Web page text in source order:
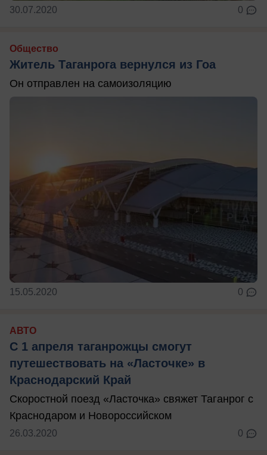
30.07.2020 0
Общество
Житель Таганрога вернулся из Гоа
Он отправлен на самоизоляцию
15.05.2020 0
АВТО
С 1 апреля таганрожцы смогут
путешествовать на «Ласточке» в
Краснодарский Край
Скоростной поезд «Ласточка» свяжет Таганрог с
Краснодаром и Новороссийском
26.03.2020 0